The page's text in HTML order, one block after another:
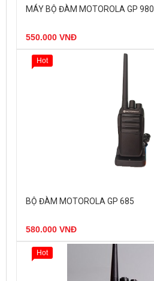
MÁY BỘ ĐÀM MOTOROLA GP 980
550.000 VNĐ
BỘ ĐÀM MOTOROLA GP 685
580.000 VNĐ
Hot
Hot